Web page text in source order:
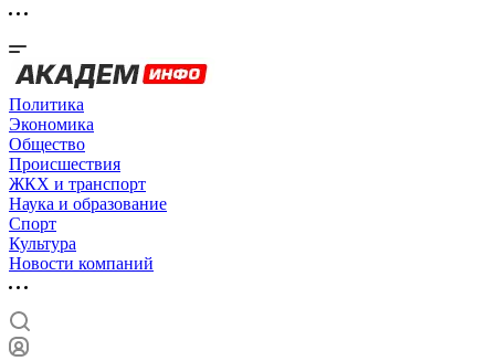
Политика
Экономика
Общество
Происшествия
ЖКХ и транспорт
Наука и образование
Спорт
Культура
Новости компаний